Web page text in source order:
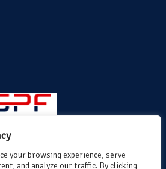
your browsing experience, serve
and analyze our traffic. By clicking